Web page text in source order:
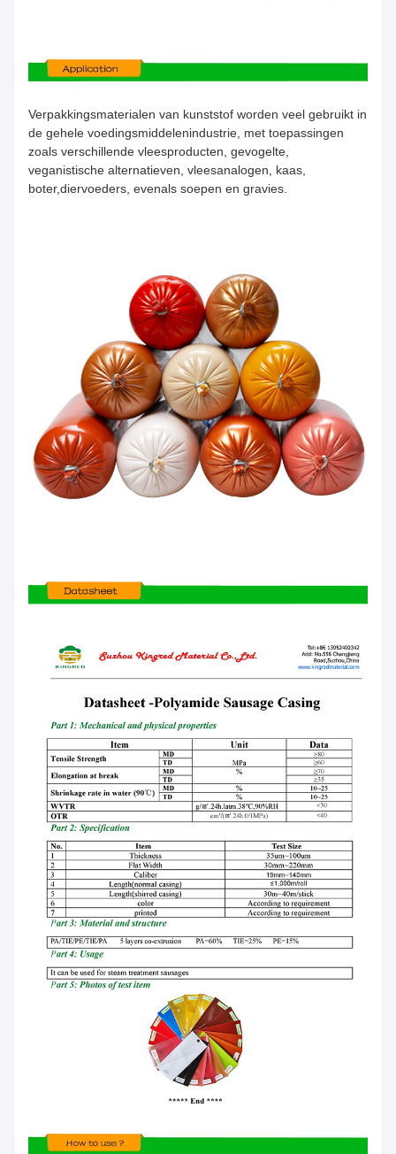
Verpakkingsmaterialen van kunststof worden veel gebruikt in
de gehele voedingsmiddelenindustrie, met toepassingen
zoals verschillende vleesproducten, gevogelte,
veganistische alternatieven, vleesanalogen, kaas,
boter,diervoeders, evenals soepen en gravies.